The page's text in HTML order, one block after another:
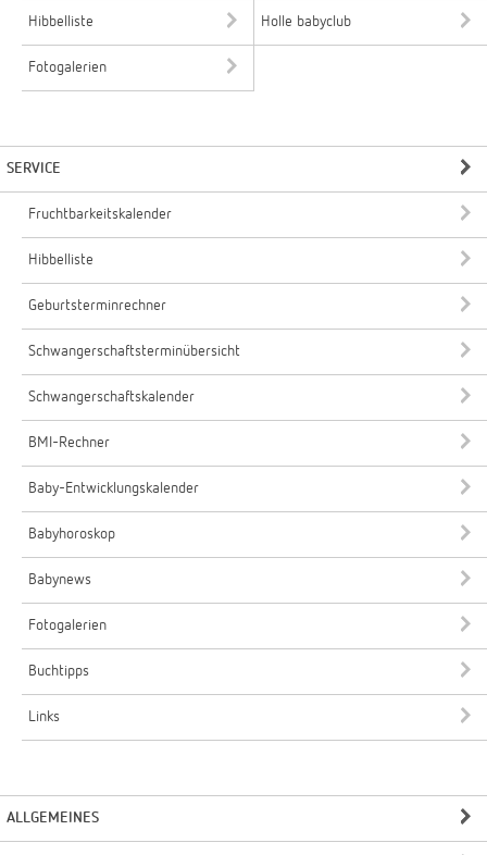
Hibbelliste Holle babyclub
Fotogalerien
SERVICE
Fruchtbarkeitskalender
Hibbelliste
Geburtsterminrechner
Schwangerschaftsterminübersicht
Schwangerschaftskalender
BMI-Rechner
Baby-Entwicklungskalender
Babyhoroskop
Babynews
Fotogalerien
Buchtipps
Links
ALLGEMEINES